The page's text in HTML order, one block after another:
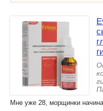
Мне уже 28, морщинки